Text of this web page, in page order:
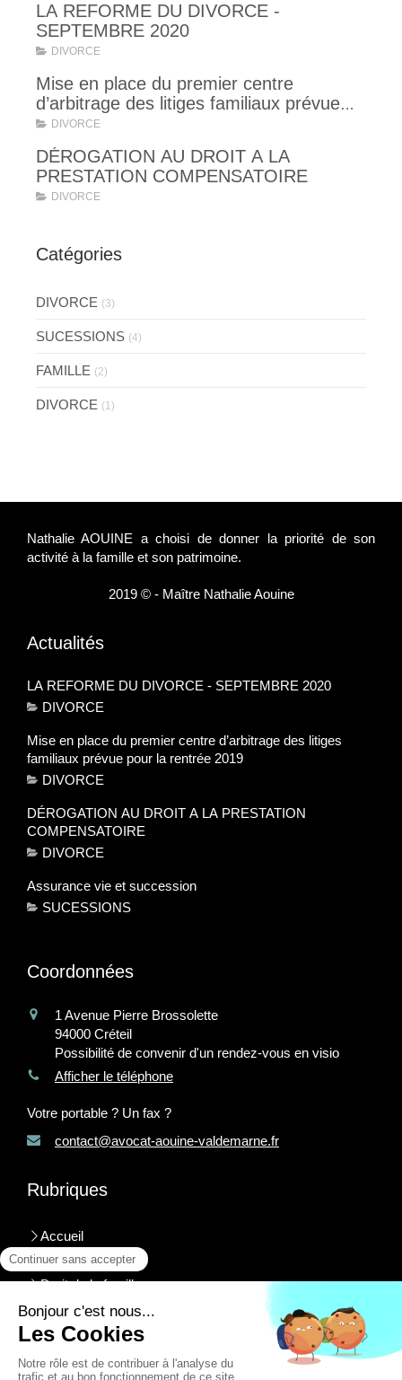
LA REFORME DU DIVORCE -
SEPTEMBRE 2020
DIVORCE
Mise en place du premier centre
d’arbitrage des litiges familiaux prévue
pour la rentrée 2019
DIVORCE
DÉROGATION AU DROIT A LA
PRESTATION COMPENSATOIRE
DIVORCE
Catégories
DIVORCE (3)
SUCESSIONS (4)
FAMILLE (2)
DIVORCE (1)
Nathalie AOUINE a choisi de donner la priorité de son
activité à la famille et son patrimoine.
2019 © - Maître Nathalie Aouine
Actualités
LA REFORME DU DIVORCE - SEPTEMBRE 2020
DIVORCE
Mise en place du premier centre d’arbitrage des litiges
familiaux prévue pour la rentrée 2019
DIVORCE
DÉROGATION AU DROIT A LA PRESTATION
COMPENSATOIRE
DIVORCE
Assurance vie et succession
SUCESSIONS
Coordonnées
1 Avenue Pierre Brossolette
94000 Créteil
Possibilité de convenir d'un rendez-vous en visio
Afficher le téléphone
Votre portable ? Un fax ?
contact@avocat-aouine-valdemarne.fr
Rubriques
Accueil
Valeur
Droit de la famille
Droit des successions
Honoraires
Contact